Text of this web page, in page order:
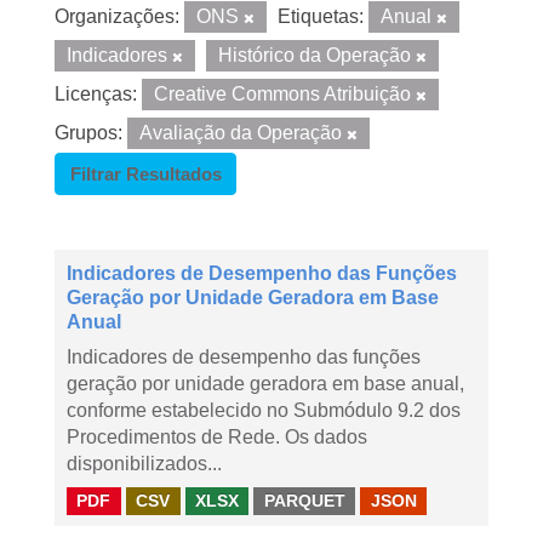
Organizações: ONS Etiquetas:
Anual
Indicadores
Histórico da Operação
Licenças:
Creative Commons Atribuição
Grupos:
Avaliação da Operação
Filtrar Resultados
Indicadores de Desempenho das Funções
Geração por Unidade Geradora em Base
Anual
Indicadores de desempenho das funções
geração por unidade geradora em base anual,
conforme estabelecido no Submódulo 9.2 dos
Procedimentos de Rede. Os dados
disponibilizados...
PDF CSV XLSX PARQUET JSON